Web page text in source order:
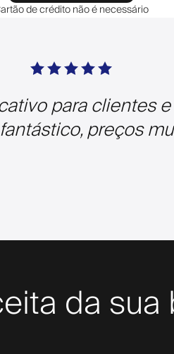
de crédito não é necessário
para clientes
preços
da